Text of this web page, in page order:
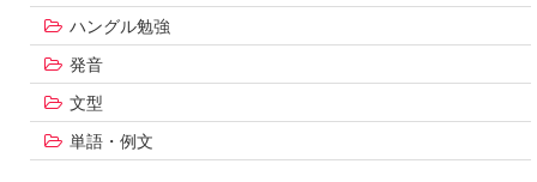
ハングル勉強
発音
文型
単語・例文